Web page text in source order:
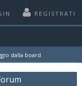
REGISTRATI
dalla board